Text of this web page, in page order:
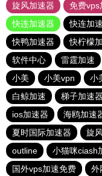
旋风加速器
免费vps
快连加速器
快连加
快鸭加速器
快柠檬
软件中心
雷霆加速
小美
小美vpn 小
白鲸加速
梯子加速
ios加速器
海鸥加速
夏时国际加速器
旋
outline
小猫咪ciash
国外vps加速免费
外